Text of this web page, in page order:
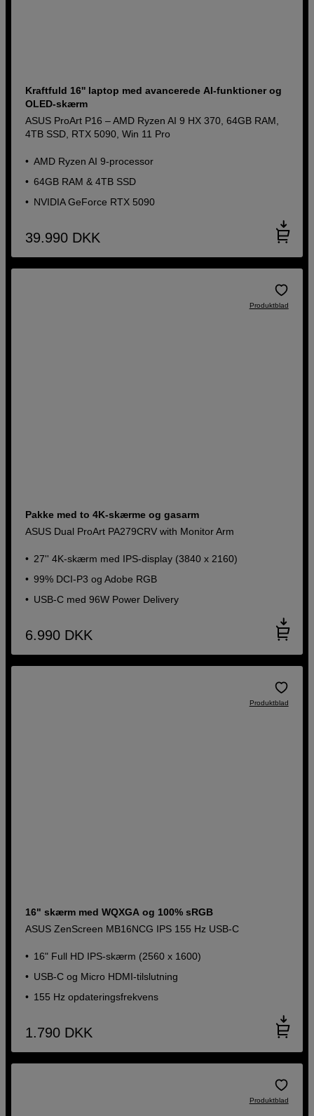
Kraftfuld 16'' laptop med avancerede AI-funktioner og
OLED-skærm
ASUS ProArt P16 – AMD Ryzen AI 9 HX 370, 64GB RAM,
4TB SSD, RTX 5090, Win 11 Pro
AMD Ryzen AI 9-processor
64GB RAM & 4TB SSD
NVIDIA GeForce RTX 5090
39.990 DKK
Produktblad
Pakke med to 4K-skærme og gasarm
ASUS Dual ProArt PA279CRV with Monitor Arm
27'' 4K-skærm med IPS-display (3840 x 2160)
99% DCI-P3 og Adobe RGB
USB-C med 96W Power Delivery
6.990 DKK
Produktblad
16" skærm med WQXGA og 100% sRGB
ASUS ZenScreen MB16NCG IPS 155 Hz USB-C
16" Full HD IPS-skærm (2560 x 1600)
USB-C og Micro HDMI-tilslutning
155 Hz opdateringsfrekvens
1.790 DKK
Produktblad